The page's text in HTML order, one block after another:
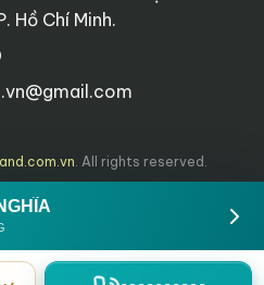
Hồ Chí Minh.
. All rights reserved.